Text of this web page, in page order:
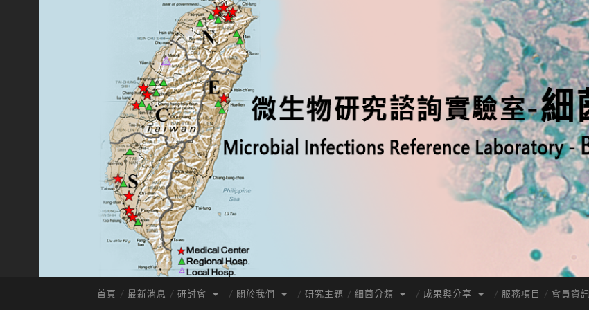
首頁 最新消息 研討會 關於我們 研究主題 細菌分類 成果與分享 服務項目 會員資訊